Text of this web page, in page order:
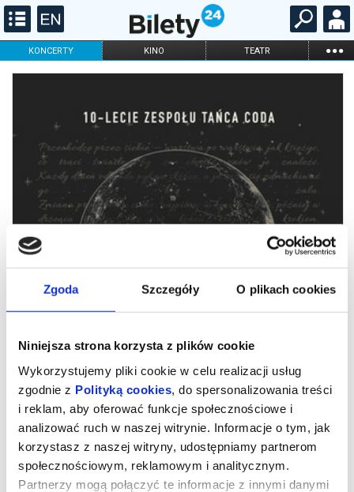
Zgoda Szczegóły O plikach cookies
Niniejsza strona korzysta z plików cookie
Wykorzystujemy pliki cookie w celu realizacji usług
zgodnie z Polityką cookies , do spersonalizowania treści
i reklam, aby oferować funkcje społecznościowe i
analizować ruch w naszej witrynie. Informacje o tym, jak
korzystasz z naszej witryny, udostępniamy partnerom
społecznościowym, reklamowym i analitycznym.
Partnerzy mogą połączyć te informacje z innymi danymi
KONCERTY KINO TEATR ...
FILHARMONIA OPERA I BALET